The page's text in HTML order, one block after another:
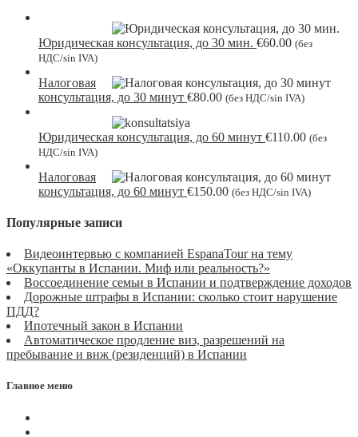
Юридическая консультация, до 30 мин. €60.00 (без
НДС/sin IVA)
Налоговая
консультация, до 30 минут €80.00 (без НДС/sin IVA)
Юридическая консультация, до 60 минут €110.00 (без
НДС/sin IVA)
Налоговая
консультация, до 60 минут €150.00 (без НДС/sin IVA)
Популярные записи
Видеоинтервью с компанией EspanaTour на тему
«Оккупанты в Испании. Миф или реальность?»
Воссоединение семьи в Испании и подтверждение доходов
Дорожные штрафы в Испании: сколько стоит нарушение
ПДД?
Ипотечный закон в Испании
Автоматическое продление виз, разрешений на
пребывание и внж (резиденций) в Испании
Главное меню